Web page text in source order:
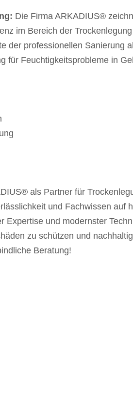
Die Firma ARKADIUS®
im Bereich der
der professionellen Sanierung
für Feuchtigkeitsprobleme in
als Partner für
und Fachwissen auf
Expertise und modernster
zu schützen und
Beratung!